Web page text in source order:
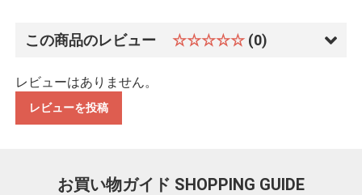
この商品のレビュー ☆☆☆☆☆ (0)
レビューはありません。
レビューを投稿
お買い物ガイド SHOPPING GUIDE